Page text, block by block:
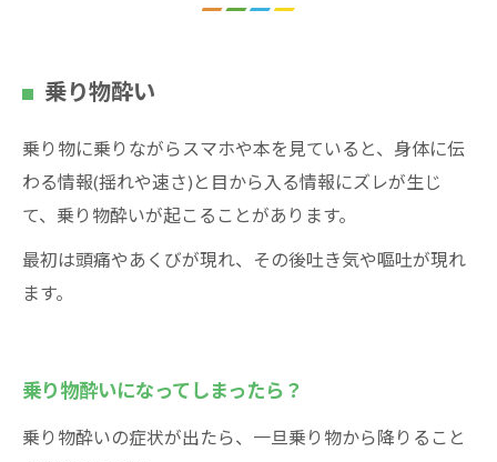
乗り物酔い
乗り物に乗りながらスマホや本を見ていると、身体に伝
わる情報(揺れや速さ)と目から入る情報にズレが生じ
て、乗り物酔いが起こることがあります。
最初は頭痛やあくびが現れ、その後吐き気や嘔吐が現れ
ます。
乗り物酔いになってしまったら？
乗り物酔いの症状が出たら、一旦乗り物から降りること